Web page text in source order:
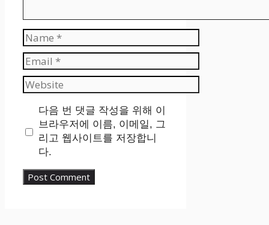
Name
Email
Website
다음 번 댓글 작성을 위해 이
브라우저에 이름, 이메일, 그
리고 웹사이트를 저장합니
다.